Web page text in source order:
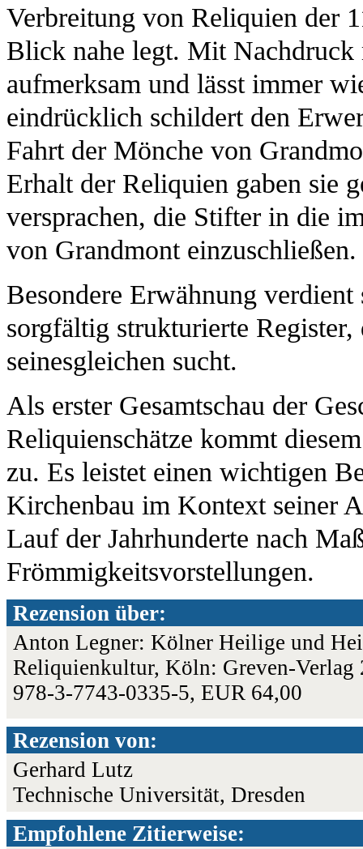
Verbreitung von Reliquien der
Blick nahe legt. Mit Nachdruck
aufmerksam und lässt immer
eindrücklich schildert den
Fahrt der Mönche von
Erhalt der Reliquien gaben sie
versprachen, die Stifter in die
von Grandmont einzuschließen.
Besondere Erwähnung
sorgfältig strukturierte
seinesgleichen sucht.
Als erster Gesamtschau der
Reliquienschätze kommt
zu. Es leistet einen wichtigen
Kirchenbau im Kontext seiner
Lauf der Jahrhunderte nach
Frömmigkeitsvorstellungen.
Rezension über:
Anton Legner: Kölner Heilige und
Reliquienkultur, Köln: Greven-
978-3-7743-0335-5, EUR 64,00
Rezension von:
Gerhard Lutz
Technische Universität, Dresden
Empfohlene Zitierweise: